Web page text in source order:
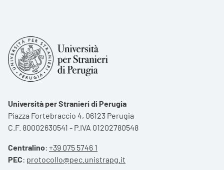
Università per Stranieri di Perugia
Piazza Fortebraccio 4, 06123 Perugia
C.F. 80002630541 - P.IVA 01202780548
Centralino: +39 075 5746 1
PEC: protocollo@pec.unistrapg.it